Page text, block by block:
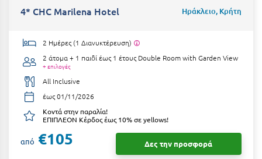
Ιωάννινα
Καβάλα
Καλάβρυτα
Καλαμάτα
Κάλαμος
4* CHC Marilena Hotel Ηράκλειο, Κρήτη
2 Ημέρες (1 Διανυκτέρευση)
2 άτομα + 1 παιδί έως 1 έτους Double Room with Garden View
+ επιλογές
All Inclusive
έως 01/11/2026
Κοντά στην παραλία!
ΕΠΙΠΛΕΟΝ Κέρδος έως 10% σε yellows!
από €105 Δες την προσφορά